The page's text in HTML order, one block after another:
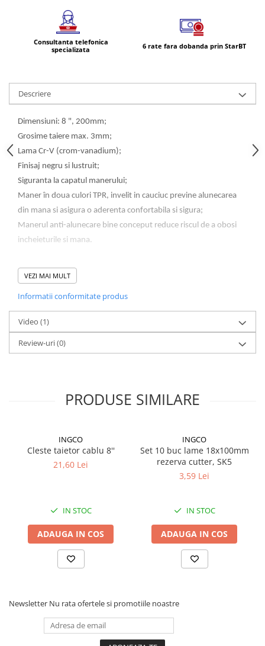
Becuri Halogen Auto
Becuri Led Auto
Faruri Camioane, Utilaje &
Tractoare
Lampi de ceata
Lampi Gabarit LED
Lampi gabarit auto si remorci
Lampi gabarit cu brat auto si
remorci
Lampi interior, Plafoniere
Lampi LED auto dedicate
Lampi numar Inmatriculare
Lampi Fata cu Bec & Semnalizare
Lampi Spate cu Bec & Triple
Lampi Spate LED & Triple
Seturi Lampi Spate Triple
Lumini de Zi, DRL
Dispozitive Avertizare
Accesorii Goarne Pneumatice
Avertizare sonora
Claxoane Auto si Semnale Electrice
de Avertizare
Goarne si trompete cu aer
Goarne / Trompete Pneumatice
Kituri Instalare Goarne
Consultanta telefonica
specializata
6 rate fara dobanda prin StarBT
Descriere
Dimensiuni: 8 ", 200mm;
Grosime taiere max. 3mm;
Lama Cr-V (crom-vanadium);
Finisaj negru si lustruit;
Siguranta la capatul manerului;
Maner în doua culori TPR, invelit in cauciuc previne alunecarea
din mana si asigura o aderenta confortabila si sigura;
Manerul anti-alunecare bine conceput reduce riscul de a obosi
incheieturile si mana.
VEZI MAI MULT
Informatii conformitate produs
Video (1)
Review-uri(0)
PRODUSE SIMILARE
INGCO
Cleste taietor cablu 8''
21,60 Lei
IN STOC
ADAUGA IN COS
INGCO
Set 10 buc lame 18x100mm
rezerva cutter, SK5
3,59 Lei
IN STOC
ADAUGA IN COS
Newsletter Nu rata ofertele si promotiile noastre